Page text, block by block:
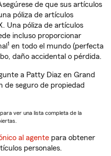
de que sus artículos
póliza de artículos
Una póliza de artículos
incluso proporcionar
1 en todo el mundo (perfecta
daño accidental o pérdida.
a Patty Diaz en Grand
de seguro de propiedad
ver una lista completa de la
al agente para obtener
personales.